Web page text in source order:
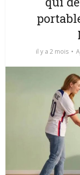
il y a 2 mois